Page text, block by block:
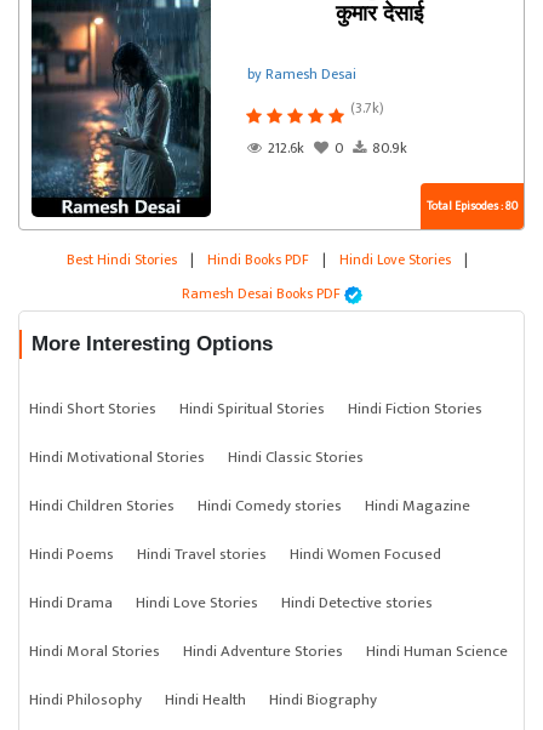
कुमार देसाई
by Ramesh Desai
(3.7k)
212.6k
0 80.9k
Total Episodes : 80
Best Hindi Stories | Hindi Books PDF | Hindi Love Stories |
Ramesh Desai Books PDF
More Interesting Options
Hindi Short Stories Hindi Spiritual Stories
Hindi Fiction Stories
Hindi Motivational Stories
Hindi Classic Stories
Hindi Children Stories
Hindi Comedy stories
Hindi Magazine
Hindi Poems
Hindi Travel stories
Hindi Women Focused
Hindi Drama
Hindi Love Stories
Hindi Detective stories
Hindi Moral Stories
Hindi Adventure Stories
Hindi Human Science
Hindi Philosophy
Hindi Health Hindi Biography